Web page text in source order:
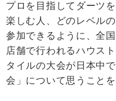
プロを目指してダーツ
楽しむ人、どのレベル
参加できるように、全
店舗で行われるハウス
タイルの大会が日本中
会」について思うこと